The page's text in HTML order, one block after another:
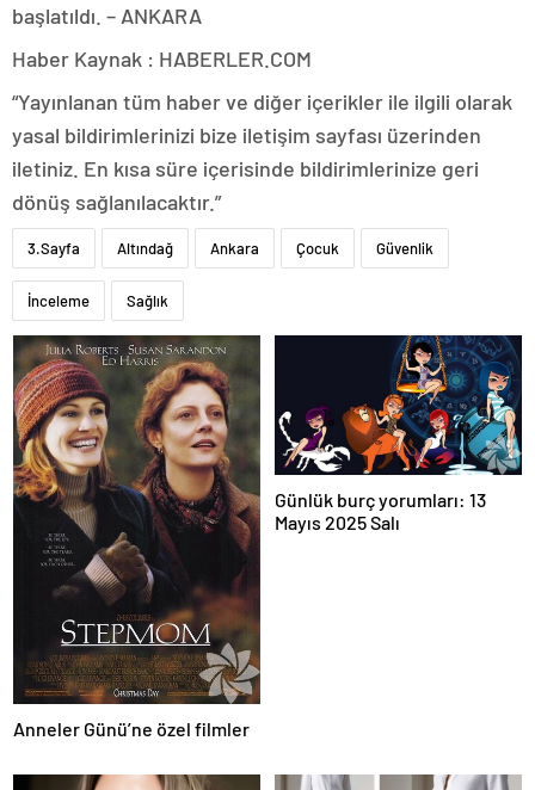
başlatıldı. – ANKARA
Haber Kaynak : HABERLER.COM
“Yayınlanan tüm haber ve diğer içerikler ile ilgili olarak
yasal bildirimlerinizi bize iletişim sayfası üzerinden
iletiniz. En kısa süre içerisinde bildirimlerinize geri
dönüş sağlanılacaktır.”
3.Sayfa Altındağ Ankara Çocuk Güvenlik
İnceleme Sağlık
Anneler Günü’ne özel filmler
Günlük burç yorumları: 13
Mayıs 2025 Salı